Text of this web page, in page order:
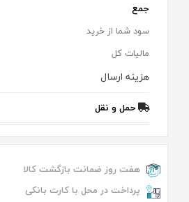
جمع
سود شما از خرید
مالیات کل
هزینه ارسال
حمل و نقل
هفت روز ضمانت بازگشت کالا
پرداخت در محل با کارت بانکی